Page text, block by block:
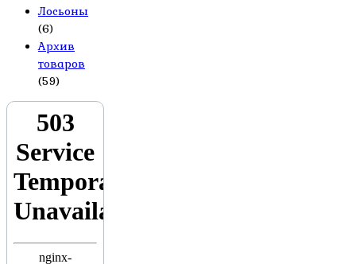
Лосьоны
(6)
Архив
товаров
(59)